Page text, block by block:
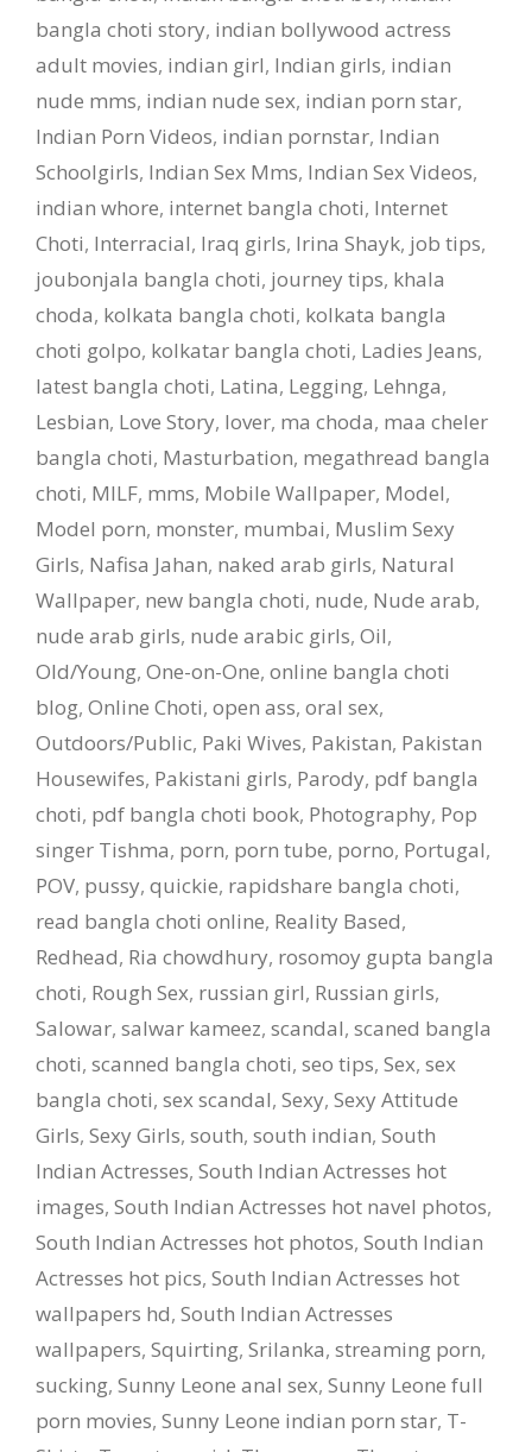
bangla choti story, indian bollywood actress
adult movies, indian girl, Indian girls, indian
nude mms, indian nude sex, indian porn star,
Indian Porn Videos, indian pornstar, Indian
Schoolgirls, Indian Sex Mms, Indian Sex Videos,
indian whore, internet bangla choti, Internet
Choti, Interracial, Iraq girls, Irina Shayk, job tips,
joubonjala bangla choti, journey tips, khala
choda, kolkata bangla choti, kolkata bangla
choti golpo, kolkatar bangla choti, Ladies Jeans,
latest bangla choti, Latina, Legging, Lehnga,
Lesbian, Love Story, lover, ma choda, maa cheler
bangla choti, Masturbation, megathread bangla
choti, MILF, mms, Mobile Wallpaper, Model,
Model porn, monster, mumbai, Muslim Sexy
Girls, Nafisa Jahan, naked arab girls, Natural
Wallpaper, new bangla choti, nude, Nude arab,
nude arab girls, nude arabic girls, Oil,
Old/Young, One-on-One, online bangla choti
blog, Online Choti, open ass, oral sex,
Outdoors/Public, Paki Wives, Pakistan, Pakistan
Housewifes, Pakistani girls, Parody, pdf bangla
choti, pdf bangla choti book, Photography, Pop
singer Tishma, porn, porn tube, porno, Portugal,
POV, pussy, quickie, rapidshare bangla choti,
read bangla choti online, Reality Based,
Redhead, Ria chowdhury, rosomoy gupta bangla
choti, Rough Sex, russian girl, Russian girls,
Salowar, salwar kameez, scandal, scaned bangla
choti, scanned bangla choti, seo tips, Sex, sex
bangla choti, sex scandal, Sexy, Sexy Attitude
Girls, Sexy Girls, south, south indian, South
Indian Actresses, South Indian Actresses hot
images, South Indian Actresses hot navel photos,
South Indian Actresses hot photos, South Indian
Actresses hot pics, South Indian Actresses hot
wallpapers hd, South Indian Actresses
wallpapers, Squirting, Srilanka, streaming porn,
sucking, Sunny Leone anal sex, Sunny Leone full
porn movies, Sunny Leone indian porn star, T-